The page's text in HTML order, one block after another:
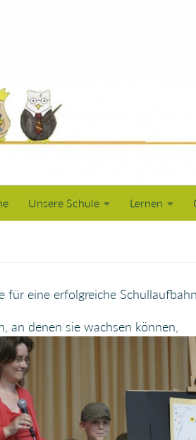
Unsere Schule Lernen
für eine erfolgreiche
an denen sie wachsen können,